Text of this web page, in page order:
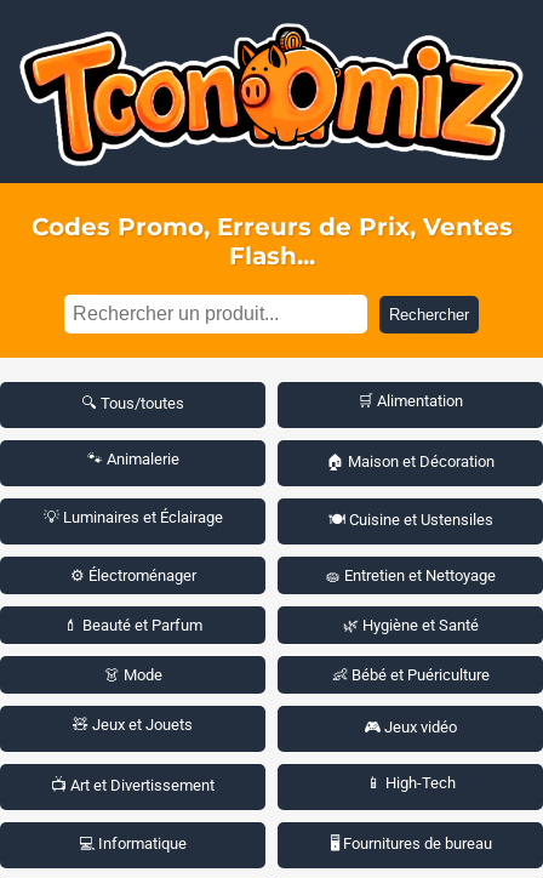
Codes Promo, Erreurs de Prix, Ventes
Flash...
Rechercher
🔍 Tous/toutes 🛒 Alimentation
🐾 Animalerie 🏠 Maison et Décoration
💡 Luminaires et Éclairage 🍽️ Cuisine et Ustensiles
⚙️ Électroménager 🧽 Entretien et Nettoyage
💄 Beauté et Parfum 🌿 Hygiène et Santé
👗 Mode 👶 Bébé et Puériculture
🧸 Jeux et Jouets 🎮 Jeux vidéo
📺 Art et Divertissement 📱 High-Tech
💻 Informatique 🖥️ Fournitures de bureau